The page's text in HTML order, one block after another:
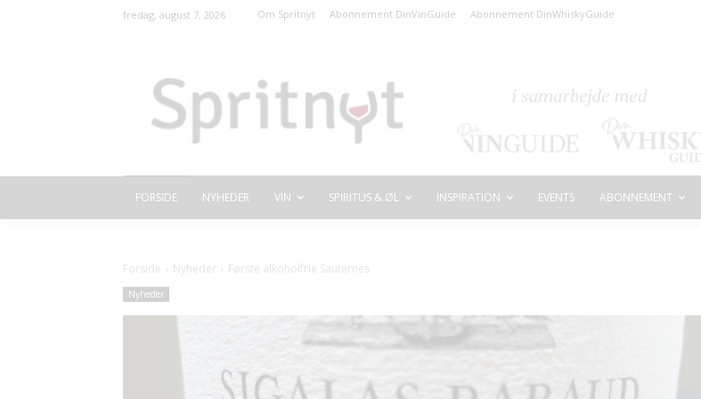
fredag, august 7, 2026 Om Spritnyt Abonnement DinVinGuide Abonnement DinWhiskyGuide
FORSIDE NYHEDER VIN SPIRITUS & ØL INSPIRATION EVENTS ABONNEMENT
Forside Nyheder Første alkoholfrie Sauternes
Nyheder